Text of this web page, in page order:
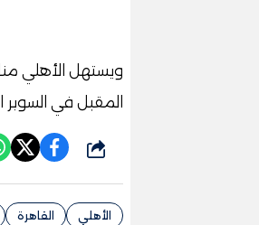
ويستهل الأهلي
المقبل في السوبر
شارك
الأهلي القاهرة